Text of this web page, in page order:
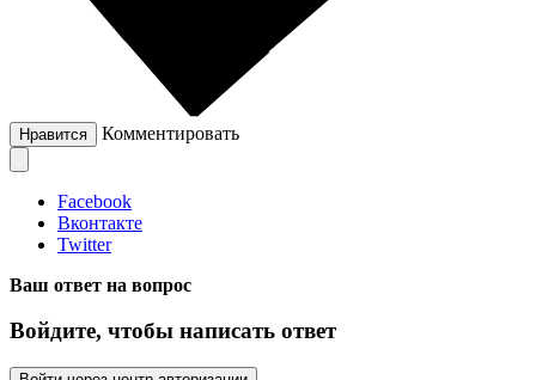
Нравится Комментировать
Facebook
Вконтакте
Twitter
Ваш ответ на вопрос
Войдите, чтобы написать ответ